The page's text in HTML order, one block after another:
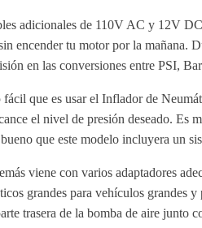
adicionales de 110V AC y 12V
encender tu motor por la mañana.
en las conversiones entre PSI,
fácil que es usar el Inflador de
el nivel de presión deseado. Es
que este modelo incluyera un
viene con varios adaptadores
grandes para vehículos grandes
trasera de la bomba de aire